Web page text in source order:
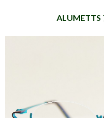
ALUMETTS